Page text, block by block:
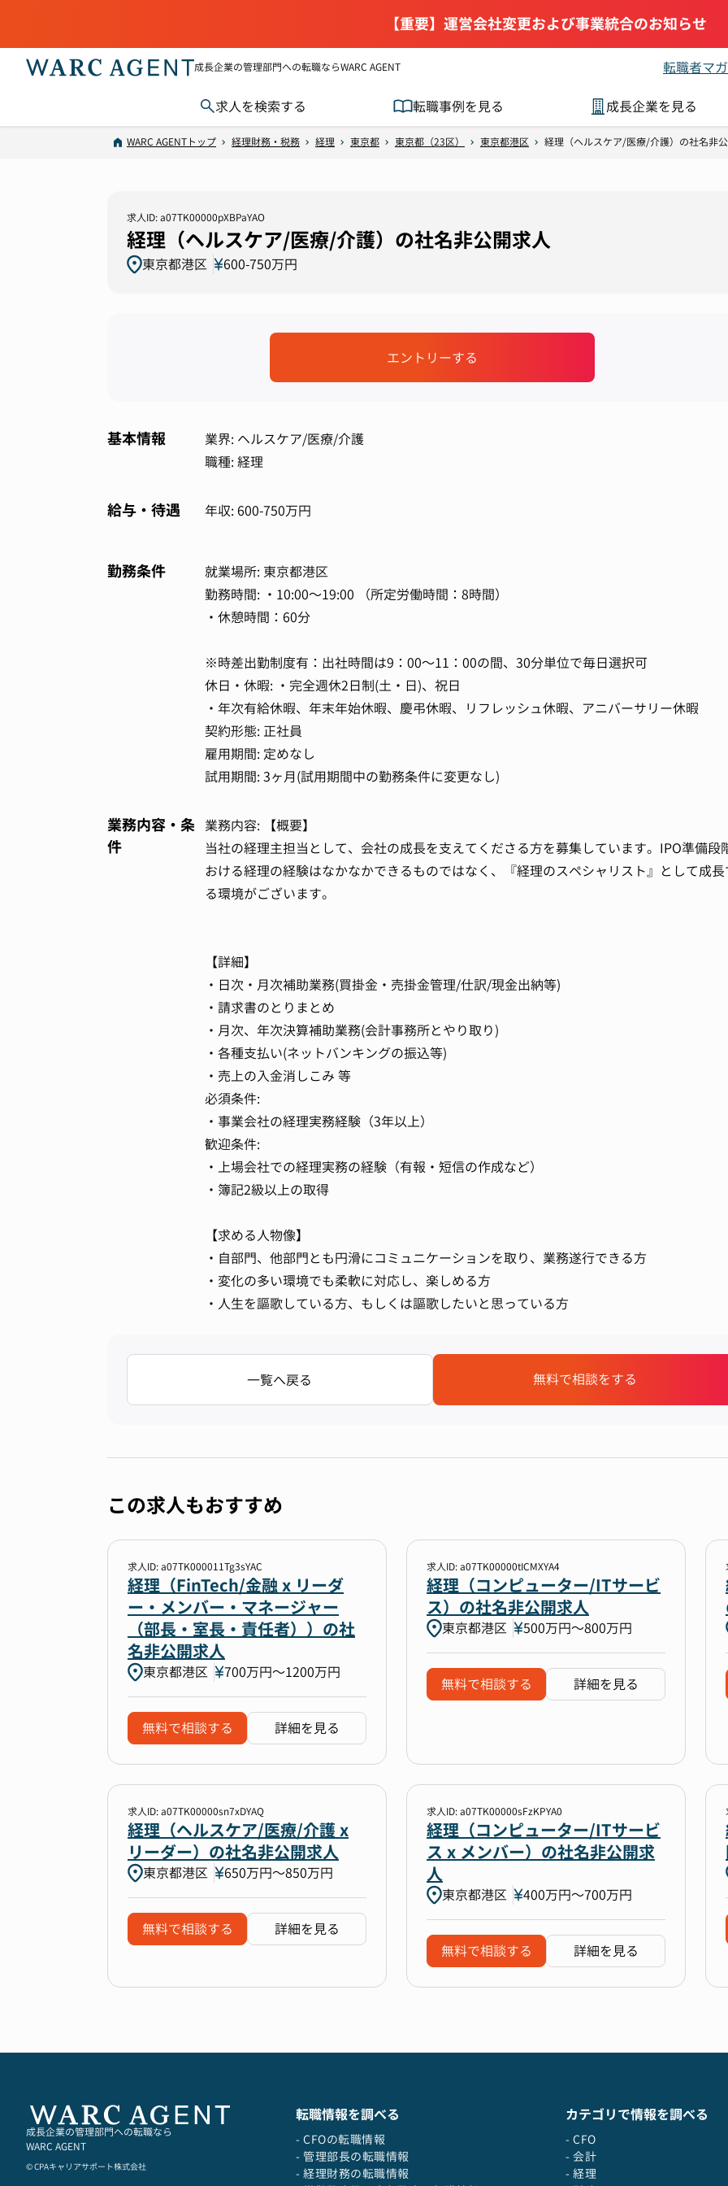
【重要】運営会社変更および事業統合のお知らせ
成長企業の管理部門への転職ならWARC AGENT 転職者マ
求人を検索する 転職事例を見る 成長企業を見る
WARC AGENTトップ 経理財務・税務 経理 東京都 東京都（23区） 東京都港区 経理（ヘルスケア/医療/介護）の社名非
求人ID: a07TK00000pXBPaYAO
経理（ヘルスケア/医療/介護）の社名非公開求人
東京都港区 600-750万円
エントリーする
基本情報
業界: ヘルスケア/医療/介護
職種: 経理
給与・待遇 年収: 600-750万円
勤務条件
就業場所: 東京都港区
勤務時間: ・10:00～19:00 （所定労働時間：8時間）
・休憩時間：60分
※時差出勤制度有：出社時間は9：00～11：00の間、30分単位で毎日選択可
休日・休暇: ・完全週休2日制(土・日)、祝日
・年次有給休暇、年末年始休暇、慶弔休暇、リフレッシュ休暇、アニバーサリー休暇
契約形態: 正社員
雇用期間: 定めなし
試用期間: 3ヶ月(試用期間中の勤務条件に変更なし)
業務内容・条
件
業務内容: 【概要】
当社の経理主担当として、会社の成長を支えてくださる方を募集しています。IPO準備段
おける経理の経験はなかなかできるものではなく、『経理のスペシャリスト』として成長
る環境がございます。
【詳細】
・日次・月次補助業務(買掛金・売掛金管理/仕訳/現金出納等)
・請求書のとりまとめ
・月次、年次決算補助業務(会計事務所とやり取り)
・各種支払い(ネットバンキングの振込等)
・売上の入金消しこみ 等
必須条件:
・事業会社の経理実務経験（3年以上）
歓迎条件:
・上場会社での経理実務の経験（有報・短信の作成など）
・簿記2級以上の取得
【求める人物像】
・自部門、他部門とも円滑にコミュニケーションを取り、業務遂行できる方
・変化の多い環境でも柔軟に対応し、楽しめる方
・人生を謳歌している方、もしくは謳歌したいと思っている方
無料で相談をする
一覧へ戻る
この求人もおすすめ
求人ID: a07TK000011Tg3sYAC
経理（FinTech/金融 x リーダ
ー・メンバー・マネージャー
（部長・室長・責任者））の社
名非公開求人
東京都港区 700万円〜1200万円
無料で相談する 詳細を見る
求人ID: a07TK00000tICMXYA4
経理（コンピューター/ITサービ
ス）の社名非公開求人
東京都港区 500万円〜800万円
無料で相談する 詳細を見る
求人ID: a07TK00000sn7xDYAQ
経理（ヘルスケア/医療/介護 x
リーダー）の社名非公開求人
東京都港区 650万円〜850万円
無料で相談する 詳細を見る
求人ID: a07TK00000sFzKPYA0
経理（コンピューター/ITサービ
ス x メンバー）の社名非公開求
人
東京都港区 400万円〜700万円
無料で相談する 詳細を見る
成長企業の管理部門への転職なら
WARC AGENT
© CPAキャリアサポート株式会社
転職情報を調べる
- CFOの転職情報
- 管理部長の転職情報
- 経理財務の転職情報
カテゴリで情報を調べる
- CFO
- 会計
- 経理